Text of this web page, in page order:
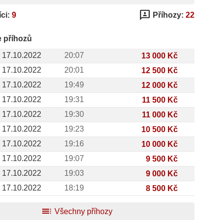
9 3p Příhozy: 22
příhozů
17.10.2022
20:07
13 000 Kč
17.10.2022
20:01
12 500 Kč
17.10.2022
19:49
12 000 Kč
17.10.2022
19:31
11 500 Kč
17.10.2022
19:30
11 000 Kč
17.10.2022
19:23
10 500 Kč
17.10.2022
19:16
10 000 Kč
17.10.2022
19:07
9 500 Kč
17.10.2022
19:03
9 000 Kč
17.10.2022
18:19 8 500 Kč
toc Všechny příhozy